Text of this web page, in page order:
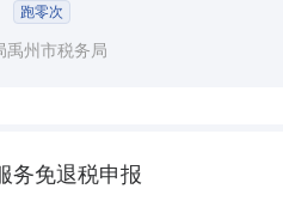
跑零次
禹州市税务局
务免退税申报